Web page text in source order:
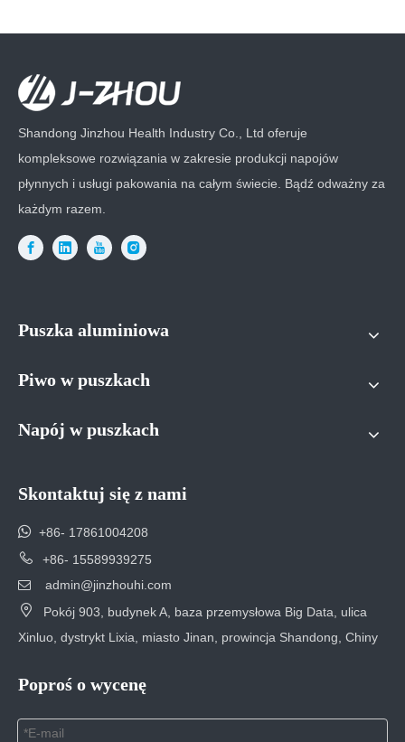
Shandong Jinzhou Health Industry Co., Ltd oferuje
kompleksowe rozwiązania w zakresie produkcji napojów
płynnych i usługi pakowania na całym świecie. Bądź odważny za
każdym razem.
Puszka aluminiowa
Piwo w puszkach
Napój w puszkach
Skontaktuj się z nami
 +86- 17861004208
 +86- 15589939275
 admin@jinzhouhi.com

Pokój 903, budynek A, baza przemysłowa Big Data, ulica
Xinluo, dystrykt Lixia, miasto Jinan, prowincja Shandong, Chiny
Poproś o wycenę